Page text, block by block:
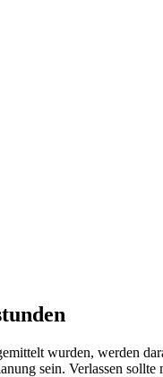
wurden, werden
sein. Verlassen sollte